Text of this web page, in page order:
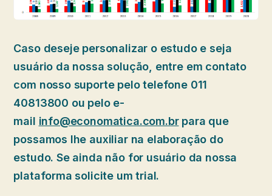
Caso deseje personalizar o estudo e seja
usuário da nossa solução, entre em contato
com nosso suporte pelo telefone 011
40813800 ou pelo e-
mail info@economatica.com.brpara que
possamos lhe auxiliar na elaboração do
estudo. Se ainda não for usuário da nossa
plataforma solicite um trial.